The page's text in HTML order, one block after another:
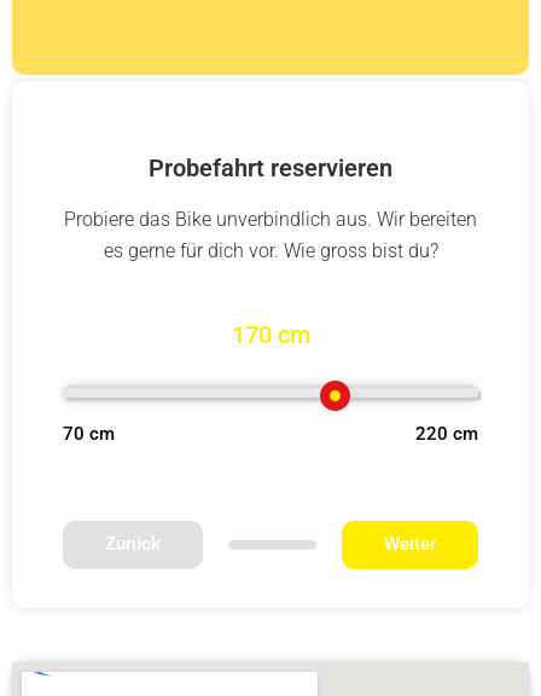
Probefahrt reservieren
Probiere das Bike unverbindlich aus. Wir bereiten
es gerne für dich vor. Wie gross bist du?
170 cm
70 cm 220 cm
Zurück Weiter